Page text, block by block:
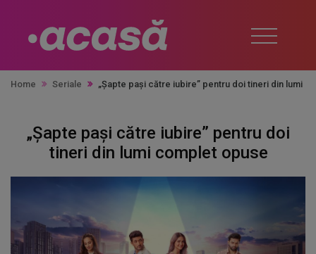
Home Seriale „Șapte pași către iubire” pentru doi tineri din lumi
„Șapte pași către iubire” pentru doi
tineri din lumi complet opuse